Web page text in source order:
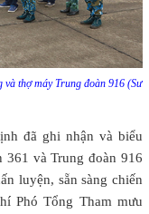
thợ máy Trung đoàn 916 (Sư
đã ghi nhận và biểu
361 và Trung đoàn 916
luyện, sẵn sàng chiến
Phó Tổng Tham mưu